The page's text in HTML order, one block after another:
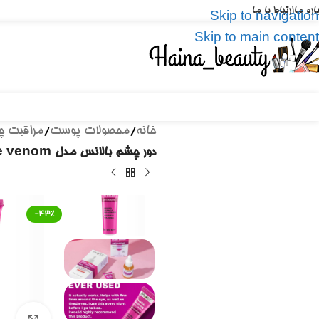
Skip to navigation
Skip to main content
ماارتباط با ما
خانه/محصولات پوست/مراقبت
دور چشم بالانس مدل Snake venom اصل انگلیس ۱۵ میل | ضد چروک و تیرگی Balance Snake Venom Eye Cream 15 ML
-43%